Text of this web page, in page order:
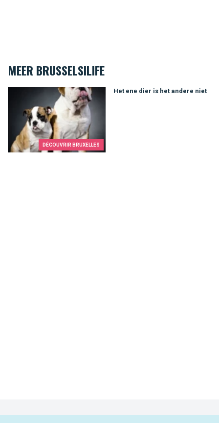
MEER BRUSSELSILIFE
DÉCOUVRIR BRUXELLES
Het ene dier is het andere niet
Het ene dier is het andere niet